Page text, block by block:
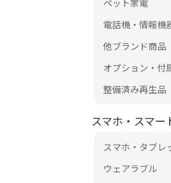
ペット家電
電話機・情報機
他ブランド商品
オプション・付
整備済み再生品
スマホ・スマー
スマホ・タブレ
ウェアラブル